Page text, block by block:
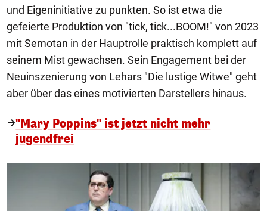
und Eigeninitiative zu punkten. So ist etwa die
gefeierte Produktion von "tick, tick...BOOM!" von 2023
mit Semotan in der Hauptrolle praktisch komplett auf
seinem Mist gewachsen. Sein Engagement bei der
Neuinszenierung von Lehars "Die lustige Witwe" geht
aber über das eines motivierten Darstellers hinaus.
"Mary Poppins" ist jetzt nicht mehr
jugendfrei